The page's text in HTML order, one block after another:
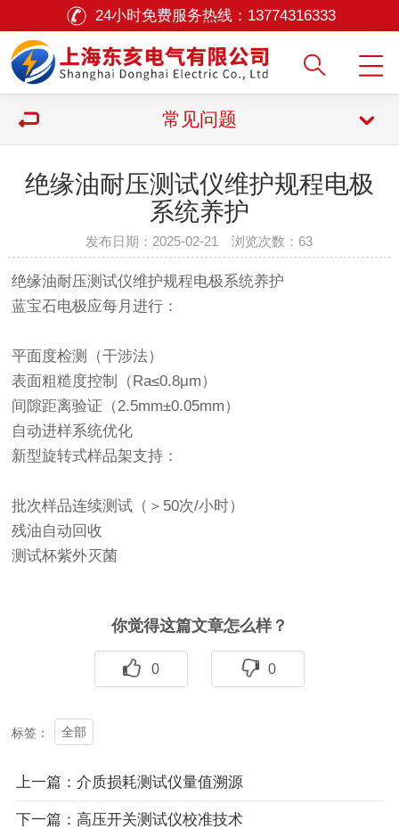
24小时免费服务热线： 13774316333
常见问题
绝缘油耐压测试仪维护规程电极
系统养护‌
发布日期：2025-02-21 浏览次数： 63
绝缘油耐压测试仪维护规程电极系统养护‌
蓝宝石电极应每月进行：
平面度检测（干涉法）
表面粗糙度控制（Ra≤0.8μm）
间隙距离验证（2.5mm±0.05mm）
‌自动进样系统优化‌
新型旋转式样品架支持：
批次样品连续测试（＞50次/小时）
残油自动回收
测试杯紫外灭菌
你觉得这篇文章怎么样？
0 0
标签： 全部
上一篇：介质损耗测试仪量值溯源
下一篇：高压开关测试仪校准技术